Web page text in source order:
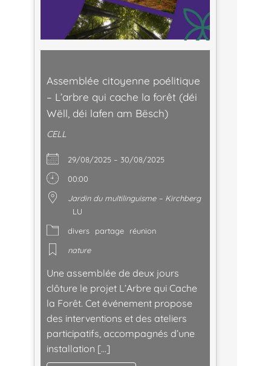
Assemblée citoyenne poélitique
– L’arbre qui cache la forêt (déi
Wëll, déi lafen am Bësch)
CELL
29/08/2025 – 30/08/2025
00:00
Jardin du multilinguisme – Kirchberg
LU
divers
partage
réunion
nature
Une assemblée de deux jours
clôture le projet L’Arbre qui Cache
la Forêt. Cet événement propose
des interventions et des ateliers
participatifs, accompagnés d’une
installation […]